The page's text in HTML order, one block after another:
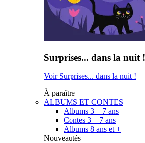
Surprises... dans la nuit !
Voir Surprises... dans la nuit !
À paraître
ALBUMS ET CONTES
Albums 3 – 7 ans
Contes 3 – 7 ans
Albums 8 ans et +
Nouveautés